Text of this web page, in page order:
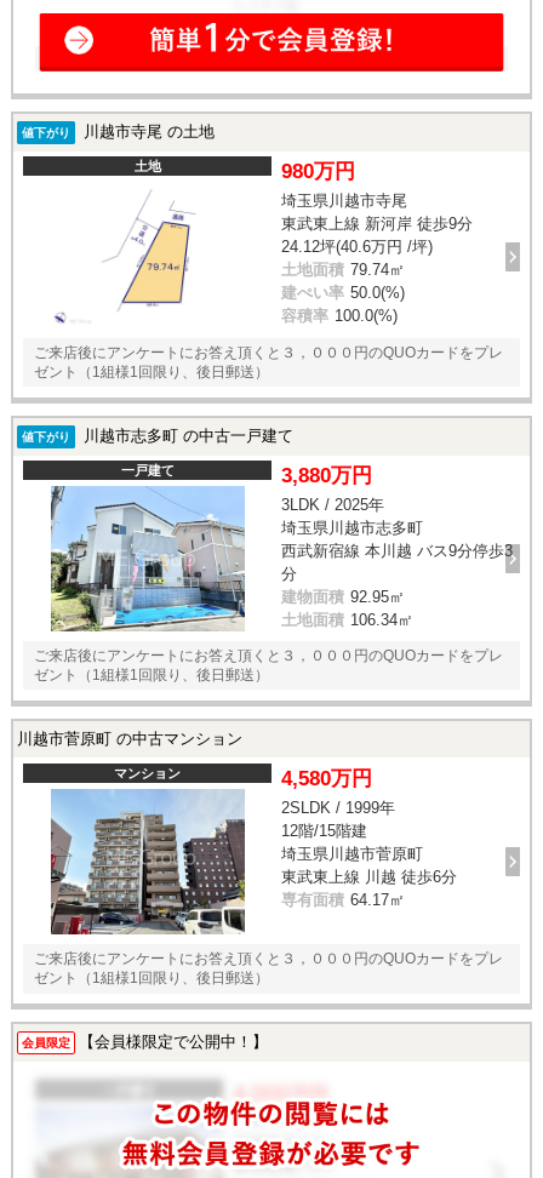
値下がり 川越市寺尾 の土地
土地 980万円
埼玉県川越市寺尾
東武東上線 新河岸 徒歩9分
24.12坪(40.6万円 /坪)
土地面積 79.74㎡
建ぺい率 50.0(%)
容積率 100.0(%)
ご来店後にアンケートにお答え頂くと３，０００円のQUOカードをプレ
ゼント（1組様1回限り、後日郵送）
値下がり 川越市志多町 の中古一戸建て
一戸建て 3,880万円
3LDK / 2025年
埼玉県川越市志多町
西武新宿線 本川越 バス9分停歩3
分
建物面積 92.95㎡
土地面積 106.34㎡
ご来店後にアンケートにお答え頂くと３，０００円のQUOカードをプレ
ゼント（1組様1回限り、後日郵送）
川越市菅原町 の中古マンション
マンション 4,580万円
2SLDK / 1999年
12階/15階建
埼玉県川越市菅原町
東武東上線 川越 徒歩6分
専有面積 64.17㎡
ご来店後にアンケートにお答え頂くと３，０００円のQUOカードをプレ
ゼント（1組様1回限り、後日郵送）
会員限定 【会員様限定で公開中！】